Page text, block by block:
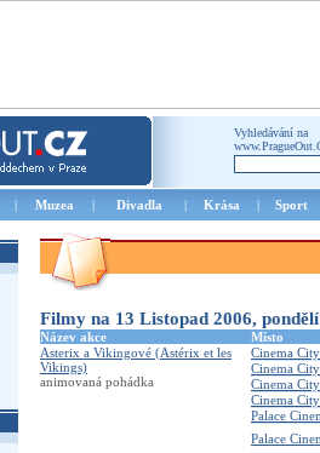
Vyhledávání na
| Muzea | Divadla | Krása | Sport
Filmy na 13 Listopad 2006, pondělí
Název akce
Místo
Asterix a Vikingové (Astérix et les
Vikings)
animovaná pohádka
Cinema
Cinema
Cinema
Cinema
Palace
Palace